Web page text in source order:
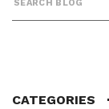
CATEGORIES